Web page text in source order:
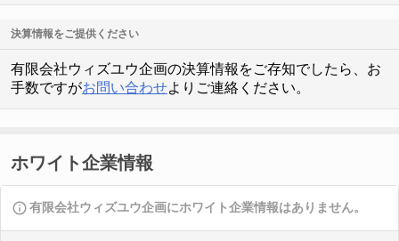
決算情報をご提供ください
有限会社ウィズユウ企画の決算情報をご存知でしたら、お
手数ですがお問い合わせよりご連絡ください。
ホワイト企業情報
有限会社ウィズユウ企画にホワイト企業情報はありません。